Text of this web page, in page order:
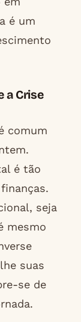
é um
a Crise
comum
é tão
seja
mesmo
suas
se de